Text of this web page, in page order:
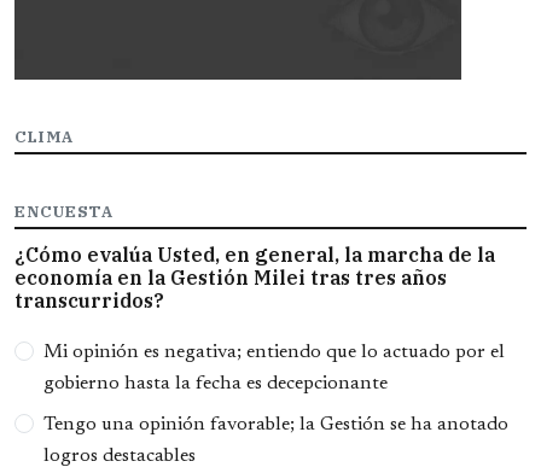
CLIMA
ENCUESTA
¿Cómo evalúa Usted, en general, la marcha de la
economía en la Gestión Milei tras tres años
transcurridos?
Opciones
Mi opinión es negativa; entiendo que lo actuado por el
gobierno hasta la fecha es decepcionante
Tengo una opinión favorable; la Gestión se ha anotado
logros destacables